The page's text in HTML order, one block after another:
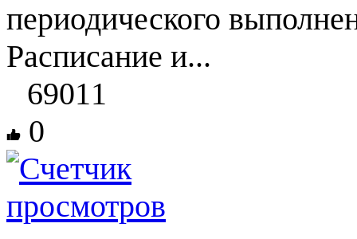
периодического
Расписание и...
69011
0